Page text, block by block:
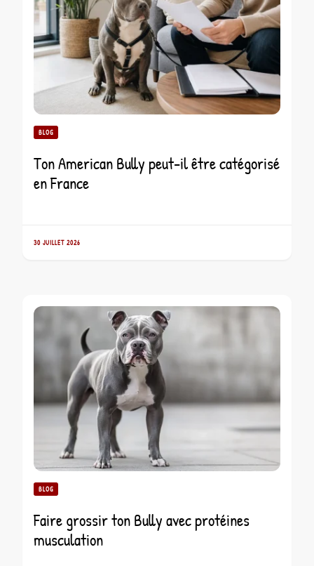
BLOG
Ton American Bully peut-il être catégorisé
en France
30 JUILLET 2026
BLOG
Faire grossir ton Bully avec protéines
musculation